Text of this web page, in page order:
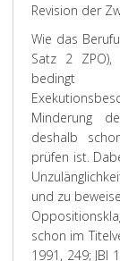
Revision der
Wie das
Satz 2 ZPO),
bedingt
Minderung
deshalb
prüfen ist.
und zu
schon im
1991, 249; JBl